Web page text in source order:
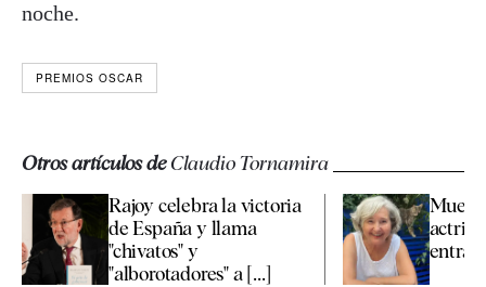
noche.
PREMIOS OSCAR
Otros artículos deClaudio Tornamira
Rajoy celebra la victoria
de España y llama
"chivatos" y
"alborotadores" a [...]
Muere
actriz